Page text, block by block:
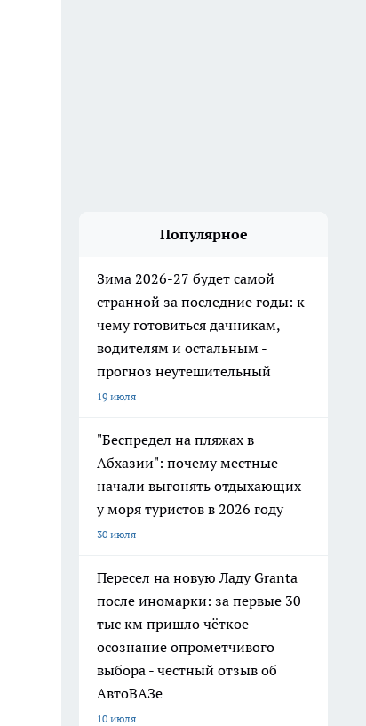
Популярное
Зима 2026-27 будет самой
странной за последние годы: к
чему готовиться дачникам,
водителям и остальным -
прогноз неутешительный
19 июля
"Беспредел на пляжах в
Абхазии": почему местные
начали выгонять отдыхающих
у моря туристов в 2026 году
30 июля
Пересел на новую Ладу Granta
после иномарки: за первые 30
тыс км пришло чёткое
осознание опрометчивого
выбора - честный отзыв об
АвтоВАЗе
10 июля